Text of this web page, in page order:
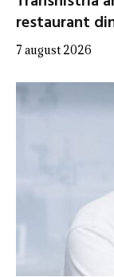
restaurant
7 august 2026